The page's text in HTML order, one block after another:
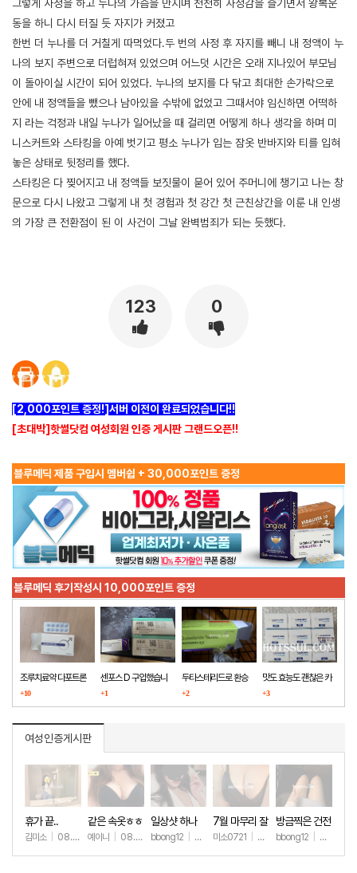
그렇게 사정을 하고 누나의 가슴을 만지며 천천히 사정감을 즐기면서 왕복운
동을 하니 다시 터질 듯 자지가 커졌고
한번 더 누나를 더 거칠게 따먹었다.두 번의 사정 후 자지를 빼니 내 정액이 누
나의 보지 주변으로 더럽혀져 있었으며 어느덧 시간은 오래 지나있어 부모님
이 돌아이실 시간이 되어 있었다. 누나의 보지를 다 닦고 최대한 손가락으로
안에 내 정액들을 뺐으나 남아있을 수밖에 없었고 그때서야 임신하면 어떡하
지 라는 걱정과 내일 누나가 일어났을 때 걸리면 어떻게 하나 생각을 하며 미
니스커트와 스타킹을 아예 벗기고 평소 누나가 입는 잠옷 반바지와 티를 입혀
놓은 상태로 뒷정리를 했다.
스타킹은 다 찢어지고 내 정액들 보짓물이 묻어 있어 주머니에 챙기고 나는 창
문으로 다시 나왔고 그렇게 내 첫 경험과 첫 강간 첫 근친상간을 이룬 내 인생
의 가장 큰 전환점이 된 이 사건이 그날 완벽범죄가 되는 듯했다.
123 0
[2,000포인트 증정!]서버 이전이 완료되었습니다!!
[초대박]핫썰닷컴 여성회원 인증 게시판 그랜드오픈!!
블루메딕 제품 구입시 멤버쉽 + 30,000포인트 증정
블루메딕 후기작성시 10,000포인트 증정
조루치료약 다포트론
구매했습니다
+10
센포스 D 구입했습니
다
+1
두타스테리드로 환승
+2
맛도 효능도 괜찮은 카
마그라
+3
여성인증게시판
휴가 끝..
김미소 08.07 +86
같은 속옷ㅎㅎ
예이니 08.04 +66
일상샷 하나
bbong12 07.31+89
7월 마무리 잘
하세요🫶
미소0721 07.31+256
방금찍은 건전
한 일상샷
bbong12 07.28